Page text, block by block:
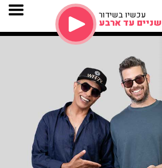
עכשיו בשידור
שניים עד ארבע